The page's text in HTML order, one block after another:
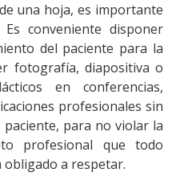
una hoja, es importante
conveniente disponer
del paciente para la
fotografía, diapositiva o
en conferencias,
profesionales sin
para no violar la
profesional que todo
a respetar.